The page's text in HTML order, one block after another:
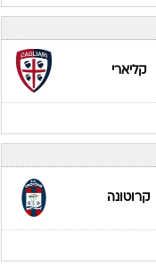
קליארי
קרוטונה